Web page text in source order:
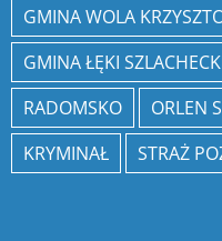
GMINA WOLA
GMINA ŁĘKI
RADOMSKO
ORLEN
KRYMINAŁ
STRAŻ